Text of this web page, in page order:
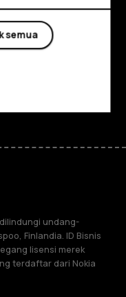
undang-
Finlandia. ID Bisnis
lisensi merek
terdaftar dari Nokia
semua